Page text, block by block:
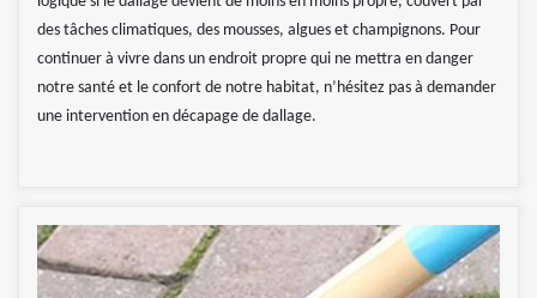
des tâches climatiques, des mousses, algues et champignons. Pour
continuer à vivre dans un endroit propre qui ne mettra en danger
notre santé et le confort de notre habitat, n’hésitez pas à demander
une intervention en décapage de dallage.